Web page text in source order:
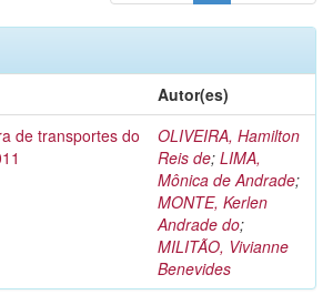
Autor(es)
de transportes do
OLIVEIRA, Hamilton
Reis de; LIMA,
Mônica de Andrade;
MONTE, Kerlen
Andrade do;
MILITÃO, Vivianne
Benevides